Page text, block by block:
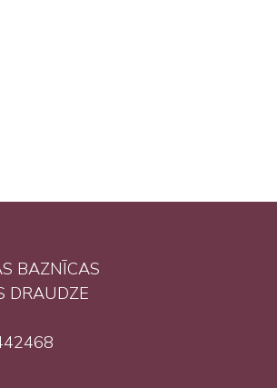
BAZNĪCAS
DRAUDZE